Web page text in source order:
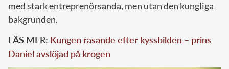
med stark entreprenörsanda, men utan den kungliga
bakgrunden.
LÄS MER: Kungen rasande efter kyssbilden – prins
Daniel avslöjad på krogen